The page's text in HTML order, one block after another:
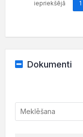
iepriekšējā 1
Dokumenti